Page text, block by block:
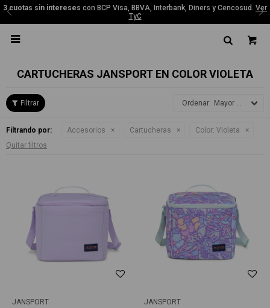
3 cuotas sin intereses con BCP Visa, BBVA, Interbank, Diners y Cencosud. Ver
TyC

CARTUCHERAS JANSPORT EN COLOR VIOLETA
Mayor precio
Filtrando por: Accesorios Cartucheras Color: Violeta
Quitar filtros
JANSPORT JANSPORT